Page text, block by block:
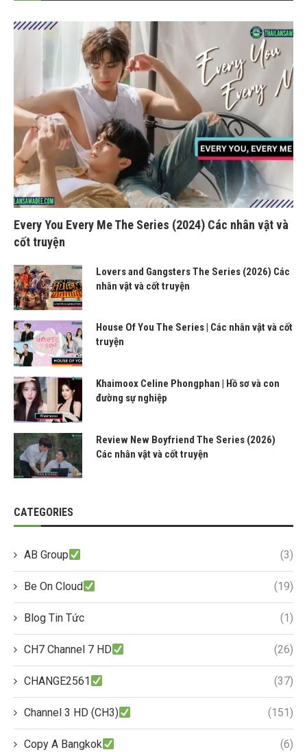
Every You Every Me The Series (2024) Các nhân vật và
cốt truyện
Lovers and Gangsters The Series (2026) Các
nhân vật và cốt truyện
House Of You The Series | Các nhân vật và cốt
truyện
Khaimoox Celine Phongphan | Hồ sơ và con
đường sự nghiệp
Review New Boyfriend The Series (2026)
Các nhân vật và cốt truyện
CATEGORIES
AB Group (3)
Be On Cloud (19)
Blog Tin Tức (1)
CH7 Channel 7 HD (26)
CHANGE2561 (37)
Channel 3 HD (CH3) (151)
Copy A Bangkok (6)